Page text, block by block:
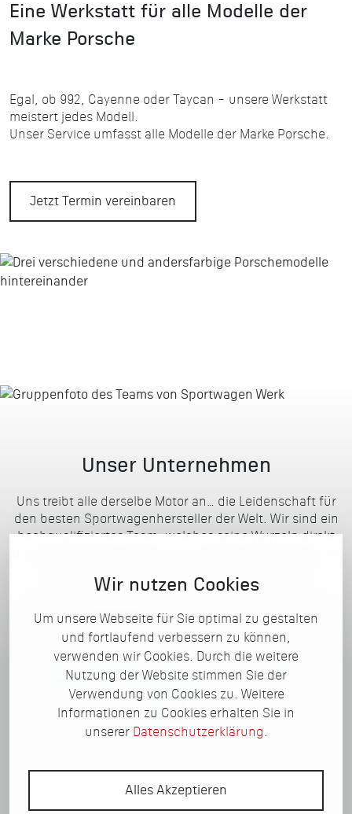
Eine Werkstatt für alle Modelle der
Marke Porsche
Egal, ob 992, Cayenne oder Taycan - unsere Werkstatt
meistert jedes Modell.
Unser Service umfasst alle Modelle der Marke Porsche.
Jetzt Termin vereinbaren
Unser Unternehmen
Uns treibt alle derselbe Motor an… die Leidenschaft für
den besten Sportwagenhersteller der Welt. Wir sind ein
hochqualifiziertes Team, welches seine Wurzeln direkt
Konditionen anzubieten!
Sportwagen sein."– Ferdinand Porsche
Und wir sorgen dafür, dass Sie nie den Fahrspaß daran
verlieren. Unser Herz schlägt für Ihren Sportler. Und
unsere Leidenschaft möchten wir mit Ihnen teilen.
Sportwagen Werk bietet Ihnen exakt das, was Sie dafür
benötigen.
Den perfekten Rundumservice. Nicht mehr, aber auch
Ehrlich
Wir nutzen Cookies
Um unsere Webseite für Sie optimal zu gestalten
und fortlaufend verbessern zu können,
verwenden wir Cookies. Durch die weitere
Nutzung der Website stimmen Sie der
Verwendung von Cookies zu. Weitere
Informationen zu Cookies erhalten Sie in
unserer
Datenschutzerklärung
Alles Akzeptieren